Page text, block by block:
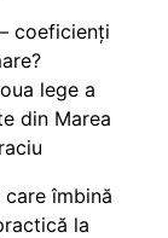
coeficienți
lege a
din Marea
îmbină
la